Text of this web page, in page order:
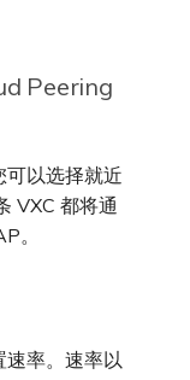
Peering
以选择就近
VXC 都将通
。
率。速率以